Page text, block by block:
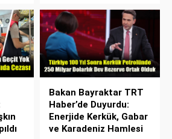
Bakan Bayraktar TRT
Haber’de Duyurdu:
Enerjide Kerkük, Gabar
ve Karadeniz Hamlesi